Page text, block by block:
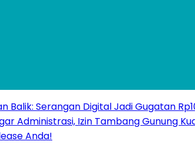
Balik: Serangan Digital Jadi Gugatan
Administrasi, Izin Tambang Gunung
Anda!